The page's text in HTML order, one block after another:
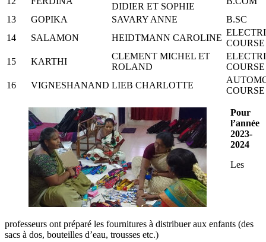
DIDIER ET SOPHIE
13
GOPIKA SAVARY ANNE
B.SC
14
SALAMON HEIDTMANN CAROLINE
COURSE
15
KARTHI
CLEMENT MICHEL ET
ROLAND
COURSE
16
VIGNESHANAND LIEB CHARLOTTE
COURSE
Pour
l’année
2023-
2024
Les
professeurs ont préparé les fournitures à distribuer aux enfants (des
sacs à dos, bouteilles d’eau, trousses etc.)